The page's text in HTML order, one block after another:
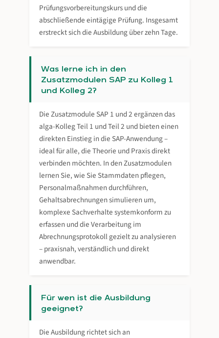
Prüfungsvorbereitungskurs und die
abschließende eintägige Prüfung. Insgesamt
erstreckt sich die Ausbildung über zehn Tage.
Was lerne ich in den
Zusatzmodulen SAP zu Kolleg 1
und Kolleg 2?
Die Zusatzmodule SAP 1 und 2 ergänzen das
alga-Kolleg Teil 1 und Teil 2 und bieten einen
direkten Einstieg in die SAP-Anwendung –
ideal für alle, die Theorie und Praxis direkt
verbinden möchten. In den Zusatzmodulen
lernen Sie, wie Sie Stammdaten pflegen,
Personalmaßnahmen durchführen,
Gehaltsabrechnungen simulieren um,
komplexe Sachverhalte systemkonform zu
erfassen und die Verarbeitung im
Abrechnungsprotokoll gezielt zu analysieren
– praxisnah, verständlich und direkt
anwendbar.
Für wen ist die Ausbildung
geeignet?
Die Ausbildung richtet sich an